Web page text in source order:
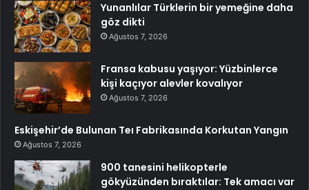
Yunanlılar Türklerin bir yemeğine daha
göz dikti
Ağustos 7, 2026
Fransa kabusu yaşıyor: Yüzbinlerce
kişi kaçıyor alevler kovalıyor
Ağustos 7, 2026
Eskişehir’de Bulunan Teı Fabrikasında Korkutan Yangın
Ağustos 7, 2026
900 tanesini helikopterle
gökyüzünden bıraktılar: Tek amacı var